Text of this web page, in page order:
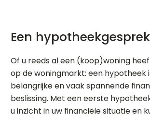
Een
Of u reeds al een (koop)woning
op de woningmarkt: een hypotheek
belangrijke en vaak spannende
beslissing. Met een eerste
u inzicht in uw financiële situatie en